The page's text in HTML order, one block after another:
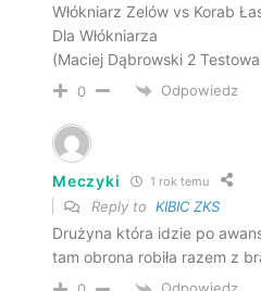
Włókniarz Zelów vs Korab
Dla Włókniarza
(Maciej Dąbrowski 2
0 Odpowiedz
Meczyki 1 rok temu
Reply toKIBIC ZKS
Drużyna która idzie po
tam obrona robiła razem z